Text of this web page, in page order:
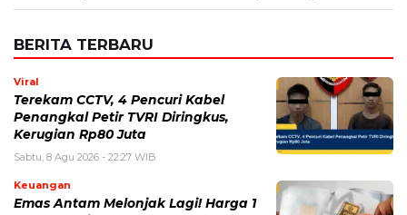
BERITA TERBARU
Viral
Terekam CCTV, 4 Pencuri Kabel
Penangkal Petir TVRI Diringkus,
Kerugian Rp80 Juta
Sabtu, 8 Agu 2026 - 22:27 WIB
Keuangan
Emas Antam Melonjak Lagi! Harga 1